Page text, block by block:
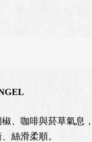
、咖啡與菸草氣息
絲滑柔順。